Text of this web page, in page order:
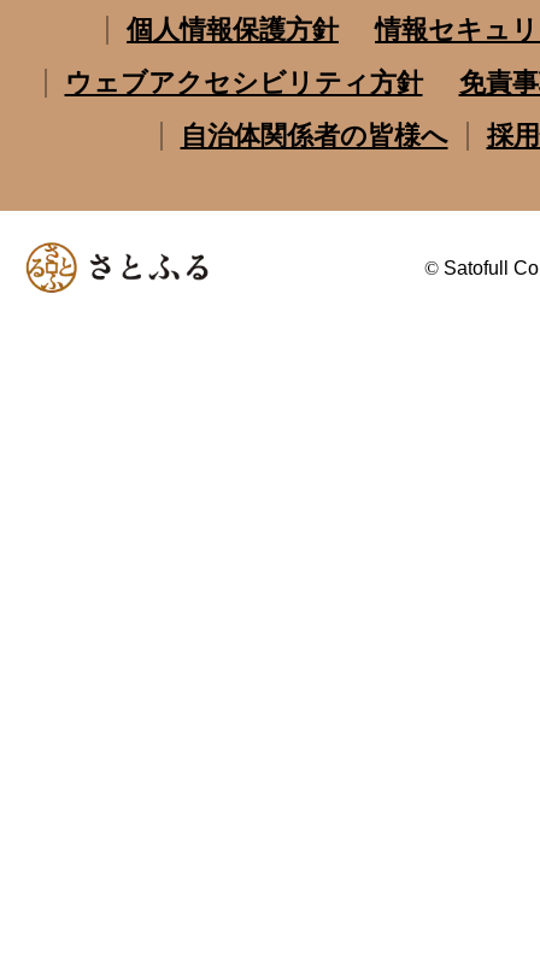
個人情報保護方針
情報セキュ
ウェブアクセシビリティ方針
免責
自治体関係者の皆様へ
採
© Satofull